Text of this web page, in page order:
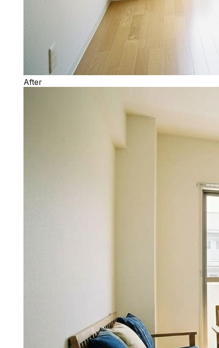
After